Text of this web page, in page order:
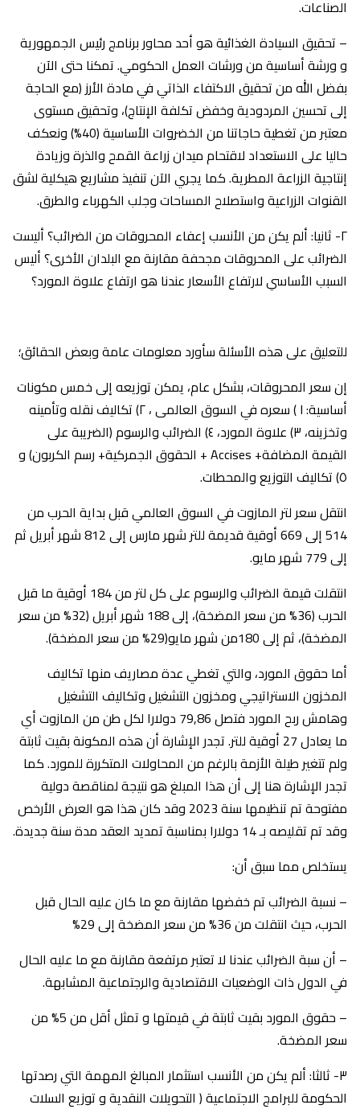
الصناعات.
– تحقيق السيادة الغذائية هو أحد محاور برنامج رئيس الجمهورية
و ورشة أساسية من ورشات العمل الحكومي. تمكنا حتى الآن
بفضل الله من تحقيق الاكتفاء الذاتي في مادة الأرز (مع الحاجة
إلى تحسين المردودية وخفض تكلفة الإنتاج)، وتحقيق مستوى
معتبر من تغطية حاجاتنا من الخضروات الأساسية (40%) ونعكف
حاليا على الاستعداد لاقتحام ميدان زراعة القمح والذرة وزيادة
إنتاجية الزراعة المطرية. كما يجري الآن تنفيذ مشاريع هيكلية لشق
القنوات الزراعية واستصلاح المساحات وجلب الكهرباء والطرق.
٢- ثانيا: ألم يكن من الأنسب إعفاء المحروقات من الضرائب؟ أليست
الضرائب على المحروقات مجحفة مقارنة مع البلدان الأخرى؟ أليس
السبب الأساسي لارتفاع الأسعار عندنا هو ارتفاع علاوة المورد؟
للتعليق على هذه الأسئلة سأورد معلومات عامة وبعض الحقائق؛
إن سعر المحروقات، بشكل عام، يمكن توزيعه إلى خمس مكونات
أساسية: I ) سعره في السوق العالمى ، ٢) تكاليف نقله وتأمينه
وتخزينه، ٣) علاوة المورد، ٤) الضرائب والرسوم (الضريبة على
القيمة المضافة+ Accises + الحقوق الجمركية+ رسم الكربون) و
٥) تكاليف التوزيع والمحطات.
انتقل سعر لتر المازوت في السوق العالمي قبل بداية الحرب من
514 إلى 669 أوقية قديمة للتر شهر مارس إلى 812 شهر أبريل ثم
إلى 779 شهر مايو.
انتقلت قيمة الضرائب والرسوم على كل لتر من 184 أوقية ما قبل
الحرب (36% من سعر المضخة)، إلى 188 شهر أبريل (32% من سعر
المضخة)، ثم إلى 180من شهر مايو(29% من سعر المضخة).
أما حقوق المورد، والتي تغطي عدة مصاريف منها تكاليف
المخزون الاستراتيجي ومخزون التشغيل وتكاليف التشغيل
وهامش ربح المورد فتصل 79,86 دولارا لكل طن من المازوت أي
ما يعادل 27 أوقية للتر. تجدر الإشارة أن هذه المكونة بقيت ثابتة
ولم تتغير طيلة الأزمة بالرغم من المحاولات المتكررة للمورد. كما
تجدر الإشارة هنا إلى أن هذا المبلغ هو نتيجة لمناقصة دولية
مفتوحة تم تنظيمها سنة 2023 وقد كان هذا هو العرض الأرخص
وقد تم تقليصه بـ 14 دولارا بمناسبة تمديد العقد مدة سنة جديدة.
يستخلص مما سبق أن:
– نسبة الضرائب تم خفضها مقارنة مع ما كان عليه الحال قبل
الحرب، حيث انتقلت من 36% من سعر المضخة إلى 29%
– أن سبة الضرائب عندنا لا تعتبر مرتفعة مقارنة مع ما عليه الحال
في الدول ذات الوضعيات الاقتصادية والرجتماعية المشابهة.
– حقوق المورد بقيت ثابتة في قيمتها و تمثل أقل من 5% من
سعر المضخة.
٣- ثالثا: ألم يكن من الأنسب استثمار المبالغ المهمة التي رصدتها
الحكومة للبرامج الاجتماعية ( التحويلات النقدية و توزيع السلات